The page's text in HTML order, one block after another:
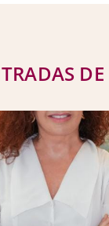
DE